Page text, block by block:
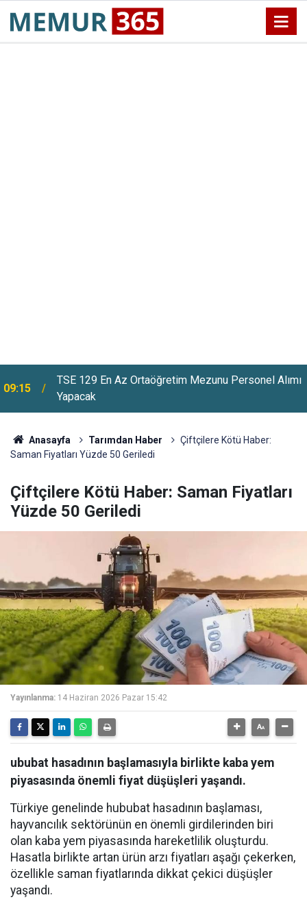
09:15
TSE 129 En Az Ortaöğretim Mezunu Personel Alımı
Yapacak
Anasayfa Tarımdan Haber
Çiftçilere Kötü Haber:
Saman Fiyatları Yüzde 50 Geriledi
Çiftçilere Kötü Haber: Saman Fiyatları
Yüzde 50 Geriledi
Yayınlanma: 14 Haziran 2026 Pazar 15:42
ububat hasadının başlamasıyla birlikte kaba yem
piyasasında önemli fiyat düşüşleri yaşandı.
Türkiye genelinde hububat hasadının başlaması,
hayvancılık sektörünün en önemli girdilerinden biri
olan kaba yem piyasasında hareketlilik oluşturdu.
Hasatla birlikte artan ürün arzı fiyatları aşağı çekerken,
özellikle saman fiyatlarında dikkat çekici düşüşler
yaşandı.